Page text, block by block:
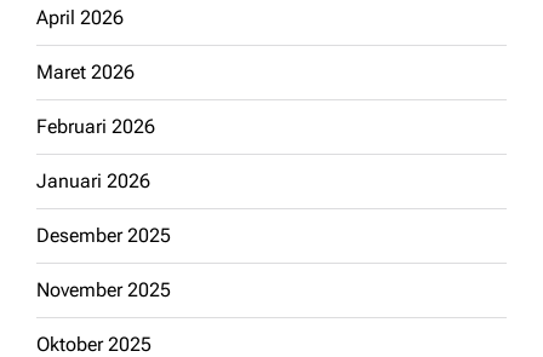
April 2026
Maret 2026
Februari 2026
Januari 2026
Desember 2025
November 2025
Oktober 2025